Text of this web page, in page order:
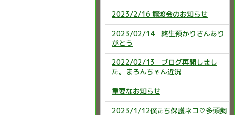
2023/2/16 譲渡会のお知らせ
2023/02/14 終生預かりさんあり
がとう
2022/02/13 ブログ再開しまし
た。まろんちゃん近況
重要なお知らせ
2023/1/12僕たち保護ネコ♡多頭飼